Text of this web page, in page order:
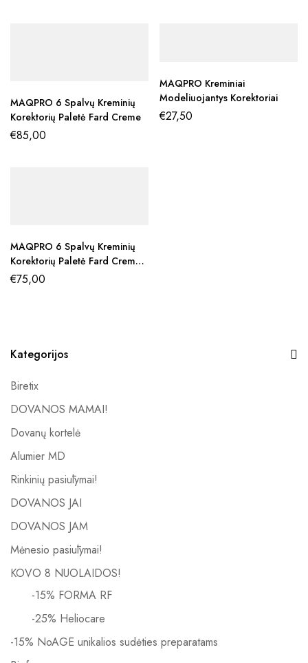
Kategorijos
Biretix
DOVANOS MAMAI!
Dovanų kortelė
Alumier MD
Rinkinių pasiūlymai!
DOVANOS JAI
DOVANOS JAM
Mėnesio pasiūlymai!
KOVO 8 NUOLAIDOS!
-15% FORMA RF
-25% Heliocare
-15% NoAGE unikalios sudėties preparatams
MAQPRO 6 Spalvų Kreminių
Korektorių Paletė Fard Creme
€85,00
MAQPRO Kreminiai
Modeliuojantys Korektoriai
€27,50
MAQPRO 6 Spalvų Kreminių
Korektorių Paletė Fard Creme
Mat Make Up
€75,00